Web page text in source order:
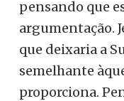
pensando que
argumentação.
que deixaria a
semelhante
proporciona.